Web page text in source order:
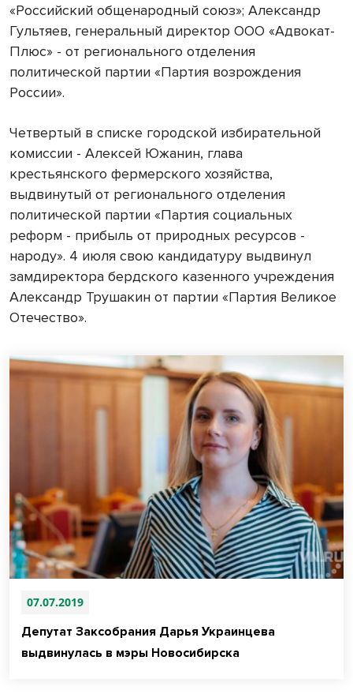
«Российский общенародный союз»; Александр
Гультяев, генеральный директор ООО «Адвокат-
Плюс» - от регионального отделения
политической партии «Партия возрождения
России».
Четвертый в списке городской избирательной
комиссии - Алексей Южанин, глава
крестьянского фермерского хозяйства,
выдвинутый от регионального отделения
политической партии «Партия социальных
реформ - прибыль от природных ресурсов -
народу». 4 июля свою кандидатуру выдвинул
замдиректора бердского казенного учреждения
Александр Трушакин от партии «Партия Великое
Отечество».
07.07.2019
Депутат Заксобрания Дарья Украинцева
выдвинулась в мэры Новосибирска